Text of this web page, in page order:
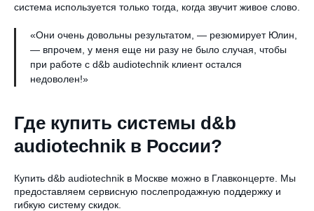
система используется только тогда, когда звучит живое слово.
«Они очень довольны результатом, — резюмирует Юлин,
— впрочем, у меня еще ни разу не было случая, чтобы
при работе с d&b audiotechnik клиент остался
недоволен!»
Где купить системы d&b
audiotechnik в России?
Купить d&b audiotechnik в Москве можно в Главконцерте. Мы
предоставляем сервисную послепродажную поддержку и
гибкую систему скидок.